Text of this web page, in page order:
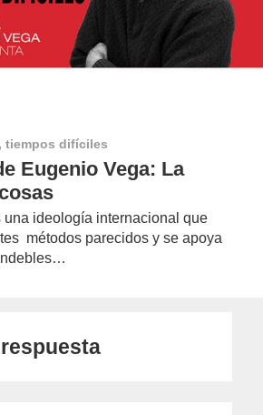
tiempos difíciles
Eugenio Vega: La
una ideología internacional que
métodos parecidos y se apoya